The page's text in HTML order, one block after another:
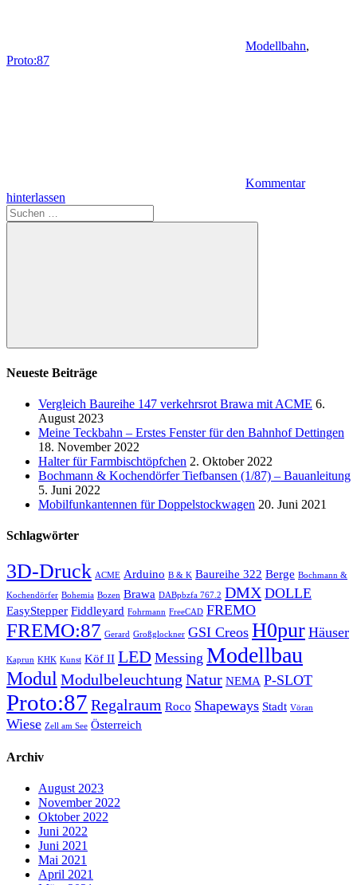
Modellbahn,
Proto:87
Kommentar
hinterlassen
Suchen
nach:
Suchen
Neueste Beiträge
Vergleich Baureihe 147 verkehrsrot Brawa mit ACME 6.
August 2023
Meine Teckbahn – Erstes Fenster für den Bahnhof Dettingen
18. November 2022
Halter für Farmbischtöpfchen 2. Oktober 2022
Bochmann & Kochendörfer Tiefbansen (1/87) – Bauanleitung
5. Juni 2022
Mobilfunkantennen für Doppelstockwagen 20. Juni 2021
Schlagwörter
3D-Druck ACME Arduino B & K Baureihe 322 Berge Bochmann &
Kochendörfer Bohemia Bozen Brawa DABpbzfa 767.2 DMX DOLLE
EasyStepper Fiddleyard Fohrmann FreeCAD FREMO
FREMO:87 Gerard Großglockner GSI Creos H0pur Häuser
Kaprun KHK Kunst Köf II LED Messing Modellbau
ModulModulbeleuchtung Natur NEMA P-SLOT
Proto:87 Regalraum Roco Shapeways Stadt Vöran
Wiese Zell am See Österreich
Archiv
August 2023
November 2022
Oktober 2022
Juni 2022
Juni 2021
Mai 2021
April 2021